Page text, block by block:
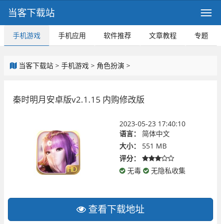
当客下载站
手机游戏 手机应用 软件推荐 文章教程 专题
当客下载站 > 手机游戏 > 角色扮演 >
秦时明月安卓版v2.1.15 内购修改版
2023-05-23 17:40:10
语言：
简体中文
大小：
551 MB
评分：
无毒
无隐私收集
查看下载地址